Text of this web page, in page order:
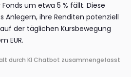
um etwa 5 % fällt. Diese
Anlegern, ihre Renditen potenziell
der täglichen Kursbewegung
EUR.
durch KI Chatbot zusammengefasst